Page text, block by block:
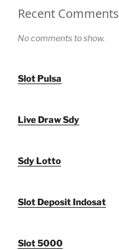
Recent Comments
No comments to show.
Slot Pulsa
Live Draw Sdy
Sdy Lotto
Slot Deposit Indosat
Slot 5000